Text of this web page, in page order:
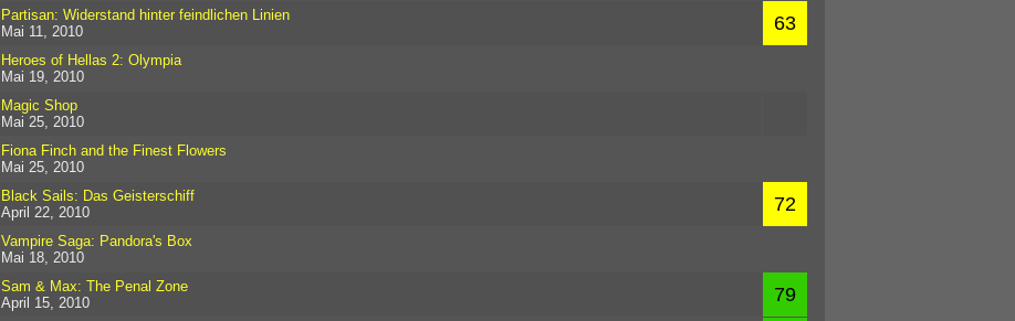
Partisan: Widerstand hinter feindlichen Linien
Mai 11, 2010
63
Heroes of Hellas 2: Olympia
Mai 19, 2010
Magic Shop
Mai 25, 2010
Fiona Finch and the Finest Flowers
Mai 25, 2010
Black Sails: Das Geisterschiff
April 22, 2010
72
Vampire Saga: Pandora's Box
Mai 18, 2010
Sam & Max: The Penal Zone
April 15, 2010
79